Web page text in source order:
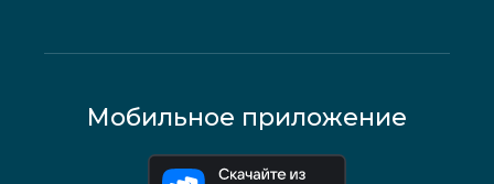
Мобильное приложение